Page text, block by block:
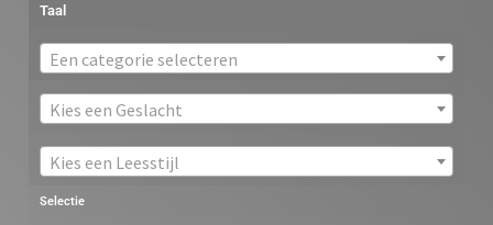
Taal
Een categorie selecteren
Kies een Geslacht
Kies een Leesstijl
Selectie